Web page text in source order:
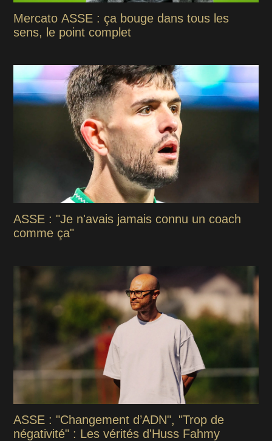
Mercato ASSE : ça bouge dans tous les
sens, le point complet
ASSE : "Je n'avais jamais connu un coach
comme ça"
ASSE : "Changement d’ADN", "Trop de
négativité" : Les vérités d'Huss Fahmy